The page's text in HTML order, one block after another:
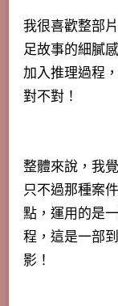
我很喜歡整部
足故事的細膩
加入推理過程
對不對！
整體來說，我
只不過那種案
點，運用的是
程，這是一部
影！